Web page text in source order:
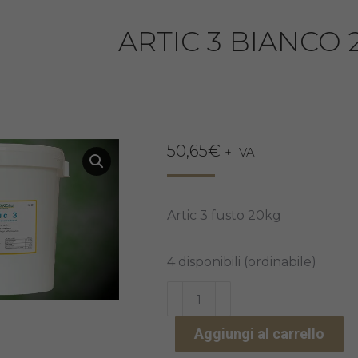
ARTIC 3 BIANCO
50,65€ + IVA
Artic 3 fusto 20kg
4 disponibili (ordinabile)
ARTIC
BIANCO
Aggiungi al carrello